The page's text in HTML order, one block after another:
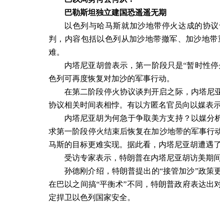
巴勒斯坦独立建国恐遥遥无期
以色列与哈马斯就加沙地带停火达成的协
判，内容包括以色列从加沙地带撤军、加沙地
难。
内塔尼亚胡曾表示，第一阶段只是“暂时性
色列可再度恢复对加沙的军事行动。
在第二阶段停火协议谈判开启之际，内塔尼
协议相关时间表相悖。有以方匿名官员向以媒表
内塔尼亚胡为何急于争取美方支持？以媒分
求第一阶段停火结束后恢复在加沙地带的军事
马斯的目标更难实现。据此看，内塔尼亚胡遭遇
受访专家表示，特朗普在内塔尼亚胡访美期
孙德刚介绍，特朗普提出的“接管加沙”政
在巴以之间搞“平衡术”不同，特朗普政府表达
定捍卫以色列国家安全。